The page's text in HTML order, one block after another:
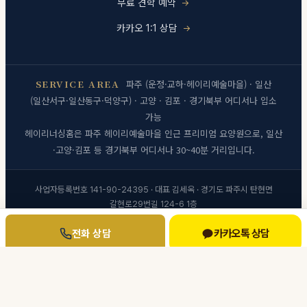
무료 견학 예약
카카오 1:1 상담
SERVICE AREA 파주 (운정·교하·헤이리예술마을) · 일산
(일산서구·일산동구·덕양구) · 고양 · 김포 · 경기북부 어디서나 입소
가능
헤이리너싱홈은 파주 헤이리예술마을 인근 프리미엄 요양원으로, 일산
·고양·김포 등 경기북부 어디서나 30~40분 거리입니다.
사업자등록번호 141-90-24395 · 대표 김세옥 · 경기도 파주시 탄현면
갈현로29번길 124-6 1층
개인정보처리방침 ·이용약관
© 2026 헤이리너싱홈 · 모든 권리 보유[관리자]
전화 상담 카카오톡 상담